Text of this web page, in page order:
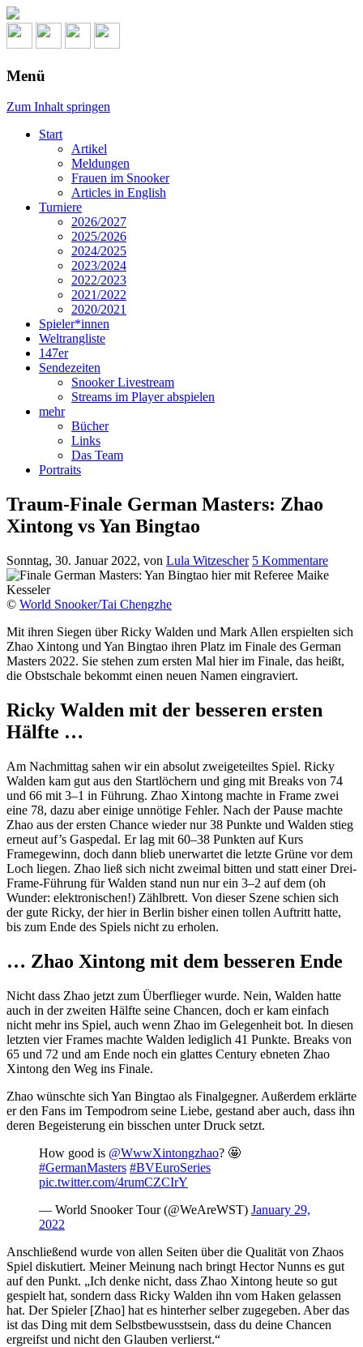
Menü
Zum Inhalt springen
Start
Artikel
Meldungen
Frauen im Snooker
Articles in English
Turniere
2026/2027
2025/2026
2024/2025
2023/2024
2022/2023
2021/2022
2020/2021
Spieler*innen
Weltrangliste
147er
Sendezeiten
Snooker Livestream
Streams im Player abspielen
mehr
Bücher
Links
Das Team
Portraits
Traum-Finale German Masters: Zhao
Xintong vs Yan Bingtao
Sonntag, 30. Januar 2022, von Lula Witzescher 5 Kommentare
© World Snooker/Tai Chengzhe
Mit ihren Siegen über Ricky Walden und Mark Allen erspielten sich
Zhao Xintong und Yan Bingtao ihren Platz im Finale des German
Masters 2022. Sie stehen zum ersten Mal hier im Finale, das heißt,
die Obstschale bekommt einen neuen Namen eingraviert.
Ricky Walden mit der besseren ersten
Hälfte …
Am Nachmittag sahen wir ein absolut zweigeteiltes Spiel. Ricky
Walden kam gut aus den Startlöchern und ging mit Breaks von 74
und 66 mit 3–1 in Führung. Zhao Xintong machte in Frame zwei
eine 78, dazu aber einige unnötige Fehler. Nach der Pause machte
Zhao aus der ersten Chance wieder nur 38 Punkte und Walden stieg
erneut auf’s Gaspedal. Er lag mit 60–38 Punkten auf Kurs
Framegewinn, doch dann blieb unerwartet die letzte Grüne vor dem
Loch liegen. Zhao ließ sich nicht zweimal bitten und statt einer Drei-
Frame-Führung für Walden stand nun nur ein 3–2 auf dem (oh
Wunder: elektronischen!) Zählbrett. Von dieser Szene schien sich
der gute Ricky, der hier in Berlin bisher einen tollen Auftritt hatte,
bis zum Ende des Spiels nicht zu erholen.
… Zhao Xintong mit dem besseren Ende
Nicht dass Zhao jetzt zum Überflieger wurde. Nein, Walden hatte
auch in der zweiten Hälfte seine Chancen, doch er kam einfach
nicht mehr ins Spiel, auch wenn Zhao im Gelegenheit bot. In diesen
letzten vier Frames machte Walden lediglich 41 Punkte. Breaks von
65 und 72 und am Ende noch ein glattes Century ebneten Zhao
Xintong den Weg ins Finale.
Zhao wünschte sich Yan Bingtao als Finalgegner. Außerdem erklärte
er den Fans im Tempodrom seine Liebe, gestand aber auch, dass ihn
deren Begeisterung ein bisschen unter Druck setzt.
How good is @WwwXintongzhao? 🤩
#GermanMasters #BVEuroSeries
pic.twitter.com/4rumCZCIrY
— World Snooker Tour (@WeAreWST) January 29,
2022
Anschließend wurde von allen Seiten über die Qualität von Zhaos
Spiel diskutiert. Meiner Meinung nach bringt Hector Nunns es gut
auf den Punkt. „Ich denke nicht, dass Zhao Xintong heute so gut
gespielt hat, sondern dass Ricky Walden ihn vom Haken gelassen
hat. Der Spieler [Zhao] hat es hinterher selber zugegeben. Aber das
ist das Ding mit dem Selbstbewusstsein, dass du deine Chancen
ergreifst und nicht den Glauben verlierst.“